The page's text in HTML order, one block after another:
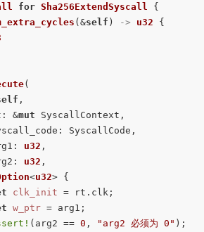
for Sha256ExtendSyscall
{
(&self ) -> u32 {
(
,
rt: &
mut SyscallContext,
arg1:
u32 ,
arg2:
u32 ,
<u32> {
clk_init = rt.clk;
w_ptr = arg1;
(arg2 == 0 , "arg2 必须为 0"